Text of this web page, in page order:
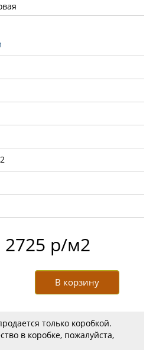
2725 р/м2
В корзину
только коробкой.
в коробке, пожалуйста,